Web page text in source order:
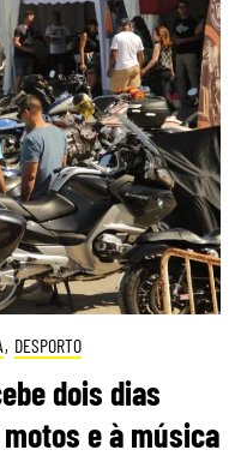
, DESPORTO
dois dias
e à música